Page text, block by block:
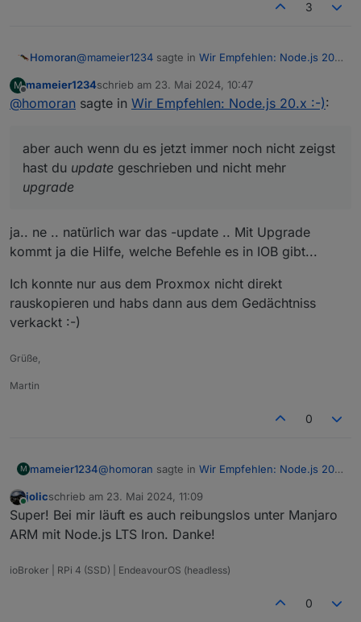
3
Homoran@mameier1234 sagte in Wir Empfehlen: Node.js 20.x
irgendwie kam ich auf die Idee vor dem iob
aber auch wenn du es jetzt immer noch nicht zeigst
hast du update geschrieben und nicht mehr
M
Offline
mameier1234schrieb am 23. Mai 2024, 10:47
zuletzt editiert von
@homoran sagte in Wir Empfehlen: Node.js 20.x :-):
aber auch wenn du es jetzt immer noch nicht zeigst
hast du update geschrieben und nicht mehr
upgrade
ja.. ne .. natürlich war das -update .. Mit Upgrade
kommt ja die Hilfe, welche Befehle es in IOB gibt...
Ich konnte nur aus dem Proxmox nicht direkt
rauskopieren und habs dann aus dem Gedächtniss
verkackt :-)
Grüße,
Martin
0
M mameier1234@homoran sagte in Wir Empfehlen: Node.js 20.x
aber auch wenn du es jetzt immer noch
nicht zeigst hast du update
und nicht mehrupgrade
ja.. ne .. natürlich war das -update .. Mit
in IOB gibt...
Ich konnte nur aus dem Proxmox nicht direkt
Online
jolicschrieb am 23. Mai 2024, 11:09
zuletzt editiert von
Super! Bei mir läuft es auch reibungslos unter Manjaro
ARM mit Node.js LTS Iron. Danke!
ioBroker | RPi 4 (SSD) | EndeavourOS (headless)
0